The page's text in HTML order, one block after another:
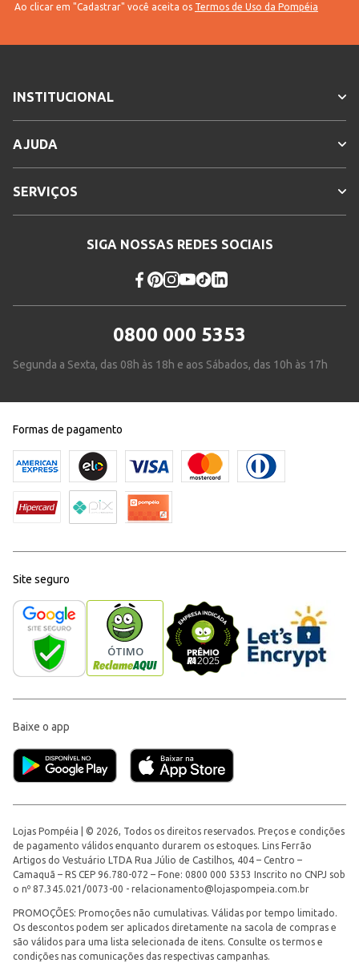
Ao clicar em "Cadastrar" você aceita os Termos de Uso da Pompéia
INSTITUCIONAL
AJUDA
SERVIÇOS
SIGA NOSSAS REDES SOCIAIS
0800 000 5353
Segunda a Sexta, das 08h às 18h e aos Sábados, das 10h às 17h
Formas de pagamento
Site seguro
Baixe o app
Lojas Pompéia | © 2026, Todos os direitos reservados. Preços e condições
de pagamento válidos enquanto durarem os estoques. Lins Ferrão
Artigos do Vestuário LTDA Rua Júlio de Castilhos, 404 – Centro –
Camaquã – RS CEP 96.780-072 – Fone: 0800 000 5353 Inscrito no CNPJ sob
o nº 87.345.021/0073-00 - relacionamento@lojaspompeia.com.br
PROMOÇÕES: Promoções não cumulativas. Válidas por tempo limitado.
Os descontos podem ser aplicados diretamente na sacola de compras e
são válidos para uma lista selecionada de itens. Consulte os termos e
condições nas comunicações das respectivas campanhas.